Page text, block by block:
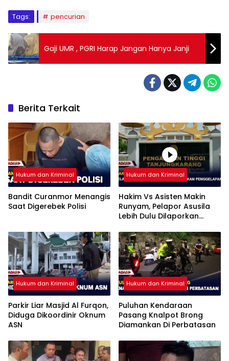
Tags: pencurian
Gaji UMR , PGRI Harap Jangan Hanya Janji
Berita Terkait
Hukum dan Kriminal
Bandit Curanmor Menangis
Saat Digerebek Polisi
Hukum dan Kriminal
Hakim Vs Asisten Makin
Runyam, Pelapor Asusila
Lebih Dulu Dilaporkan
Hukum dan Kriminal
Parkir Liar Masjid Al Furqon,
Diduga Dikoordinir Oknum
ASN
Hukum dan Kriminal
Puluhan Kendaraan
Pasang Knalpot Brong
Diamankan Di Perbatasan